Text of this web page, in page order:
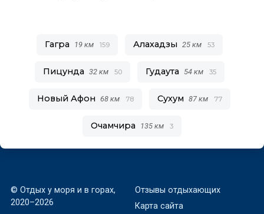
Гагра 19 км 159 Алахадзы 25 км 53
Пицунда 32 км 50 Гудаута 54 км 35
Новый Афон 68 км 78 Сухум 87 км 77
Очамчира 135 км 3
© Отдых у моря и в горах,
2020–2026
Отзывы отдыхающих
Карта сайта